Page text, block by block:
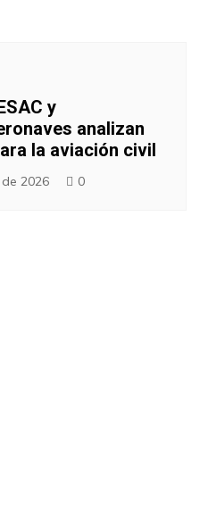
y
analizan
la aviación civil
2026 0